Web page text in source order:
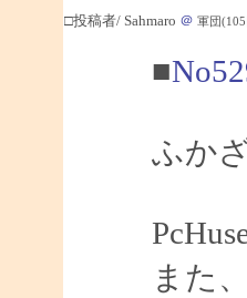
□投稿者/ Sahmaro ＠ 軍団
■
ふか
また